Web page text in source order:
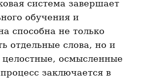
система завершает
обучения и
способна не только
отдельные слова, но и
осмысленные